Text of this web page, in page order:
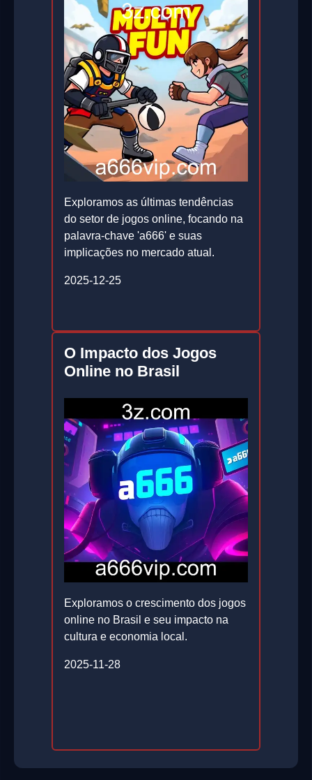
Exploramos as últimas tendências
do setor de jogos online, focando na
palavra-chave 'a666' e suas
implicações no mercado atual.
2025-12-25
O Impacto dos Jogos
Online no Brasil
Exploramos o crescimento dos jogos
online no Brasil e seu impacto na
cultura e economia local.
2025-11-28